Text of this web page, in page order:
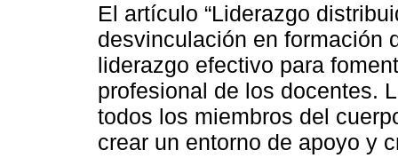
El artículo “Liderazgo
desvinculación en formación
liderazgo efectivo para
profesional de los docentes.
todos los miembros del
crear un entorno de apoyo y